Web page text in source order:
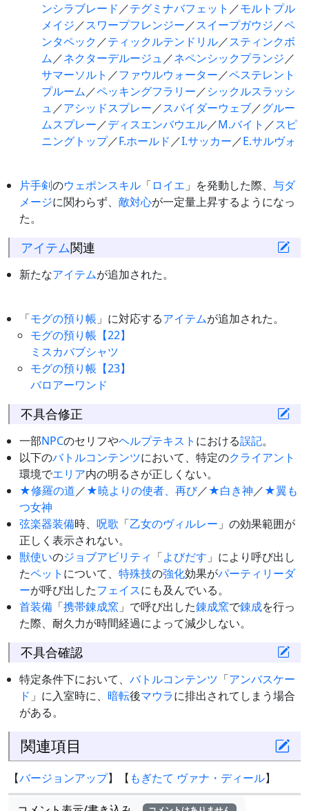
ンシラブレード ／テグミナバフェット ／モルトプル
メイジ／スワープフレンジー／スイープガウジ／ペ
ンタペック ／ティックルテンドリル／スティンクボ
ム／ネクターデルージュ ／ネペンシックプランジ／
サマーソルト ／ファウルウォーター／ペステレント
プルーム／ペッキングフラリー／シックルスラッシ
ュ ／アシッドスプレー／スパイダーウェブ／グルー
ムスプレー／ディスエンバウエル／M.バイト ／スピ
ニングトップ／F.ホールド ／I.サッカー／E.サルヴォ
片手剣のウェポンスキル 「ロイエ 」を発動した際、 与ダ
メージに関わらず、 敵対心が一定量上昇するようになっ
た。
アイテム関連
新たなアイテムが追加された。
「モグの預り帳 」に対応するアイテムが追加された。
モグの預り帳【22】
ミスカバブシャツ
モグの預り帳【23】
バロアーワンド
不具合修正
一部NPCのセリフやヘルプテキスト における誤記。
以下のバトルコンテンツにおいて、特定のクライアント
環境でエリア内の明るさが正しくない。
★修羅の道／★暁よりの使者、再び／★白き神／★翼も
つ女神
弦楽器装備時、 呪歌 「乙女のヴィルレー 」の効果範囲が
正しく表示されない。
獣使いのジョブアビリティ 「よびだす 」により呼び出し
たペット について、 特殊技の強化効果がパーティ リーダ
ーが呼び出したフェイスにも及んでいる。
首装備 「携帯錬成窯 」で呼び出した錬成窯で錬成を行っ
た際、耐久力が時間経過によって減少しない。
不具合確認
特定条件下において、 バトルコンテンツ 「アンバスケー
ド 」に入室時に、 暗転後マウラに排出されてしまう場合
がある。
関連項目
【バージョンアップ】【 もぎたて ヴァナ・ディール】